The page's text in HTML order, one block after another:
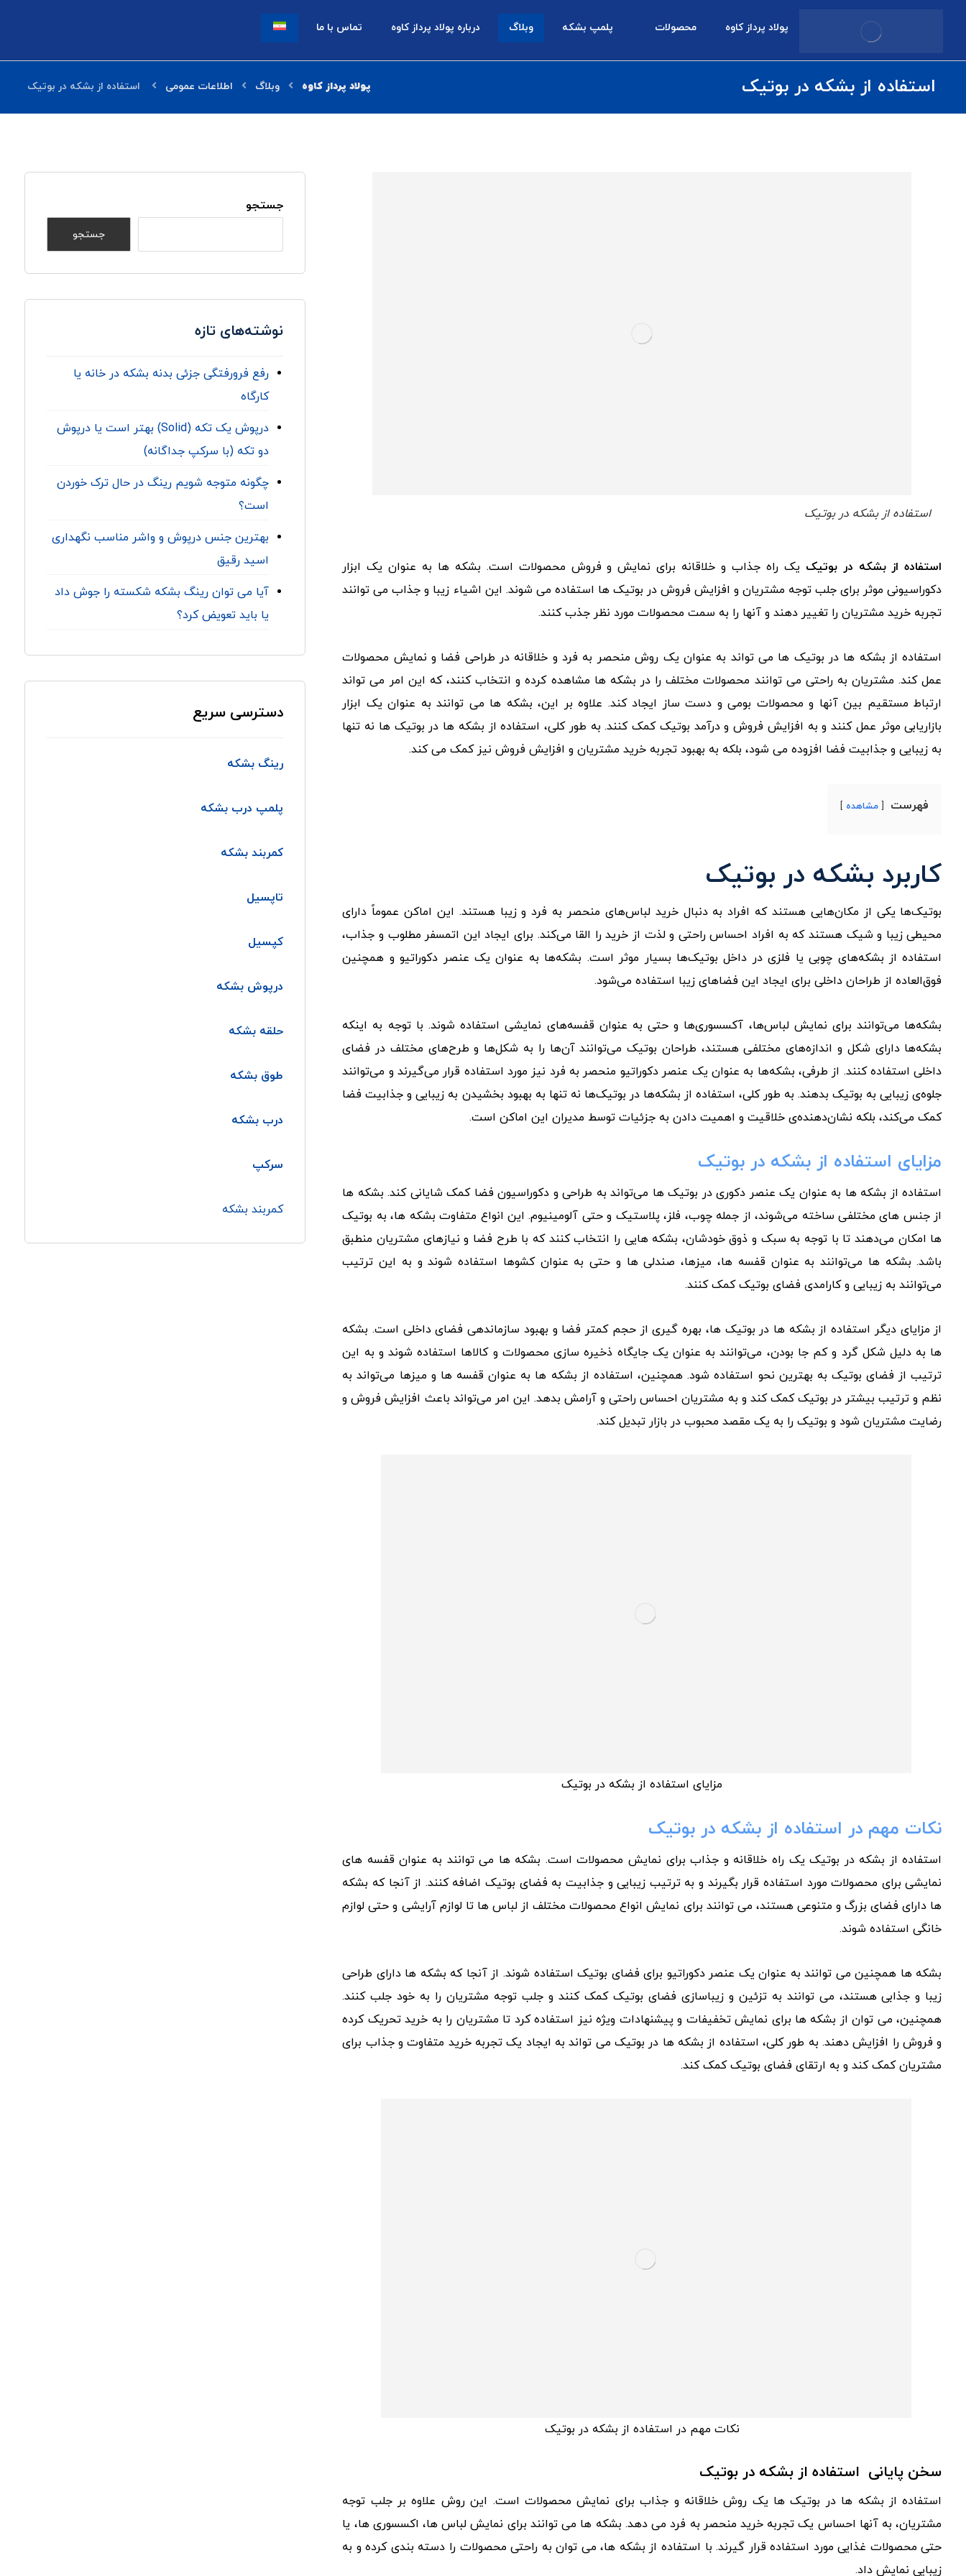
پولاد پرداز کاوه محصولات پلمپ بشکه وبلاگ درباره پولاد پرداز کاوه تماس با ما
استفاده از بشکه در بوتیک وبلاگ اطلاعات عمومی استفاده از بشکه در بوتیک
استفاده از بشکه در بوتیک
استفاده از بشکه در بوتیک یک راه جذاب و خلاقانه برای نمایش و فروش محصولات است. بشکه ها به عنوان یک ابزار
دکوراسیونی موثر برای جلب توجه مشتریان و افزایش فروش در بوتیک ها استفاده می شوند. این اشیاء زیبا و جذاب می توانند
تجربه خرید مشتریان را تغییر دهند و آنها را به سمت محصولات مورد نظر جذب کنند.
استفاده از بشکه ها در بوتیک ها می تواند به عنوان یک روش منحصر به فرد و خلاقانه در طراحی فضا و نمایش محصولات
عمل کند. مشتریان به راحتی می توانند محصولات مختلف را در بشکه ها مشاهده کرده و انتخاب کنند، که این امر می تواند
ارتباط مستقیم بین آنها و محصولات بومی و دست ساز ایجاد کند. علاوه بر این، بشکه ها می توانند به عنوان یک ابزار
بازاریابی موثر عمل کنند و به افزایش فروش و درآمد بوتیک کمک کنند. به طور کلی، استفاده از بشکه ها در بوتیک ها نه تنها
به زیبایی و جذابیت فضا افزوده می شود، بلکه به بهبود تجربه خرید مشتریان و افزایش فروش نیز کمک می کند.
فهرست مشاهده
کاربرد بشکه در بوتیک
بوتیک‌ها یکی از مکان‌هایی هستند که افراد به دنبال خرید لباس‌های منحصر به فرد و زیبا هستند. این اماکن عموماً دارای
محیطی زیبا و شیک هستند که به افراد احساس راحتی و لذت از خرید را القا می‌کند. برای ایجاد این اتمسفر مطلوب و جذاب،
استفاده از بشکه‌های چوبی یا فلزی در داخل بوتیک‌ها بسیار موثر است. بشکه‌ها به عنوان یک عنصر دکوراتیو و همچنین
فوق‌العاده از طراحان داخلی برای ایجاد این فضاهای زیبا استفاده می‌شود.
بشکه‌ها می‌توانند برای نمایش لباس‌ها، آکسسوری‌ها و حتی به عنوان قفسه‌های نمایشی استفاده شوند. با توجه به اینکه
بشکه‌ها دارای شکل و اندازه‌های مختلفی هستند، طراحان بوتیک می‌توانند آن‌ها را به شکل‌ها و طرح‌های مختلف در فضای
داخلی استفاده کنند. از طرفی، بشکه‌ها به عنوان یک عنصر دکوراتیو منحصر به فرد نیز مورد استفاده قرار می‌گیرند و می‌توانند
جلوه‌ی زیبایی به بوتیک بدهند. به طور کلی، استفاده از بشکه‌ها در بوتیک‌ها نه تنها به بهبود بخشیدن به زیبایی و جذابیت فضا
کمک می‌کند، بلکه نشان‌دهنده‌ی خلاقیت و اهمیت دادن به جزئیات توسط مدیران این اماکن است.
مزایای استفاده از بشکه در بوتیک
استفاده از بشکه ها به عنوان یک عنصر دکوری در بوتیک ها می‌تواند به طراحی و دکوراسیون فضا کمک شایانی کند. بشکه ها
از جنس های مختلفی ساخته می‌شوند، از جمله چوب، فلز، پلاستیک و حتی آلومینیوم. این انواع متفاوت بشکه ها، به بوتیک
ها امکان می‌دهند تا با توجه به سبک و ذوق خودشان، بشکه هایی را انتخاب کنند که با طرح فضا و نیازهای مشتریان منطبق
باشد. بشکه ها می‌توانند به عنوان قفسه ها، میزها، صندلی ها و حتی به عنوان کشوها استفاده شوند و به این ترتیب
می‌توانند به زیبایی و کارامدی فضای بوتیک کمک کنند.
از مزایای دیگر استفاده از بشکه ها در بوتیک ها، بهره گیری از حجم کمتر فضا و بهبود سازماندهی فضای داخلی است. بشکه
ها به دلیل شکل گرد و کم جا بودن، می‌توانند به عنوان یک جایگاه ذخیره سازی محصولات و کالاها استفاده شوند و به این
ترتیب از فضای بوتیک به بهترین نحو استفاده شود. همچنین، استفاده از بشکه ها به عنوان قفسه ها و میزها می‌تواند به
نظم و ترتیب بیشتر در بوتیک کمک کند و به مشتریان احساس راحتی و آرامش بدهد. این امر می‌تواند باعث افزایش فروش و
رضایت مشتریان شود و بوتیک را به یک مقصد محبوب در بازار تبدیل کند.
مزایای استفاده از بشکه در بوتیک
نکات مهم در استفاده از بشکه در بوتیک
استفاده از بشکه در بوتیک یک راه خلاقانه و جذاب برای نمایش محصولات است. بشکه ها می توانند به عنوان قفسه های
نمایشی برای محصولات مورد استفاده قرار بگیرند و به ترتیب زیبایی و جذابیت به فضای بوتیک اضافه کنند. از آنجا که بشکه
ها دارای فضای بزرگ و متنوعی هستند، می توانند برای نمایش انواع محصولات مختلف از لباس ها تا لوازم آرایشی و حتی لوازم
خانگی استفاده شوند.
بشکه ها همچنین می توانند به عنوان یک عنصر دکوراتیو برای فضای بوتیک استفاده شوند. از آنجا که بشکه ها دارای طراحی
زیبا و جذابی هستند، می توانند به تزئین و زیباسازی فضای بوتیک کمک کنند و جلب توجه مشتریان را به خود جلب کنند.
همچنین، می توان از بشکه ها برای نمایش تخفیفات و پیشنهادات ویژه نیز استفاده کرد تا مشتریان را به خرید تحریک کرده
و فروش را افزایش دهند. به طور کلی، استفاده از بشکه ها در بوتیک می تواند به ایجاد یک تجربه خرید متفاوت و جذاب برای
مشتریان کمک کند و به ارتقای فضای بوتیک کمک کند.
نکات مهم در استفاده از بشکه در بوتیک
سخن پایانی استفاده از بشکه در بوتیک
استفاده از بشکه ها در بوتیک ها یک روش خلاقانه و جذاب برای نمایش محصولات است. این روش علاوه بر جلب توجه
مشتریان، به آنها احساس یک تجربه خرید منحصر به فرد می دهد. بشکه ها می توانند برای نمایش لباس ها، اکسسوری ها، یا
حتی محصولات غذایی مورد استفاده قرار گیرند. با استفاده از بشکه ها، می توان به راحتی محصولات را دسته بندی کرده و به
زیبایی نمایش داد.
جستجو
جستجو
نوشته‌های تازه
رفع فرورفتگی جزئی بدنه بشکه در خانه یا
کارگاه
درپوش یک تکه (Solid) بهتر است یا درپوش
دو تکه (با سرکپ جداگانه)
چگونه متوجه شویم رینگ در حال ترک خوردن
است؟
بهترین جنس درپوش و واشر مناسب نگهداری
اسید رقیق
آیا می توان رینگ بشکه شکسته را جوش داد
یا باید تعویض کرد؟
دسترسی سریع
رینگ بشکه
پلمپ درب بشکه
کمربند بشکه
تاپسیل
کپسیل
درپوش بشکه
حلقه بشکه
طوق بشکه
درب بشکه
سرکپ
کمربند بشکه